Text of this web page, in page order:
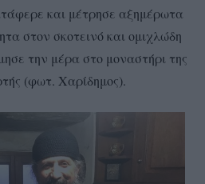
και μέτρησε αξημέρωτα
στον σκοτεινό και ομιχλώδη
την μέρα στο μοναστήρι της
(φωτ. Χαρίδημος).